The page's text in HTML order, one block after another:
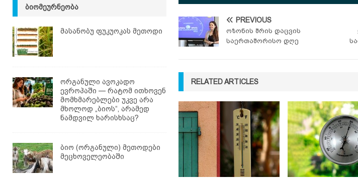
PREVIOUS
ოზონის შრის დაცვის
საერთაშორისო დღე
RELATED ARTICLES
ᲑᲘᲝᲛᲔᲣᲠᲜᲔᲝᲑᲐ
მასანობუ ფუკუოკას მეთოდი
ორგანული ავოკადო
ევროპაში — რატომ ითხოვენ
მომხმარებლები უკვე არა
მხოლოდ „ბიოს“, არამედ
ნამდვილ ხარისხსაც?
ბიო (ორგანული) მეთოდები
მეცხოველეობაში